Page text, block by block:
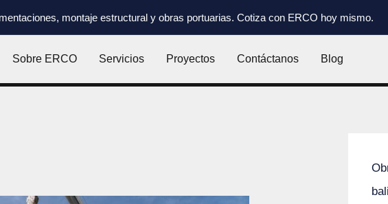
montaje estructural y obras portuarias. Cotiza con ERCO hoy mismo.
Sobre ERCO Servicios Proyectos Contáctanos Blog